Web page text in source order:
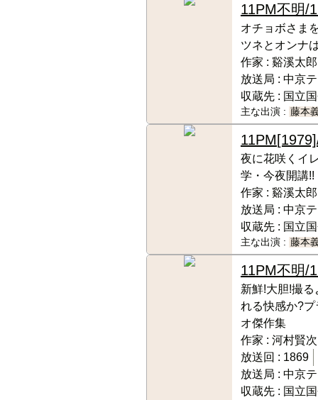
11PM不明/
オチョボさま
ツネとオンナ
作家 : 谿溪太郎
放送局 : 中京
収蔵先 : 国立
主な出演 : 藤本
11PM
夜に花咲くイ
学・今夜開講!!
作家 : 谿溪太郎
放送局 : 中京
収蔵先 : 国立
主な出演 : 藤本
11PM不明/
新鮮!大胆!撮
れる快感か?
オ傑作集
作家 : 河村賢
放送回 : 1869
放送局 : 中京
収蔵先 : 国立